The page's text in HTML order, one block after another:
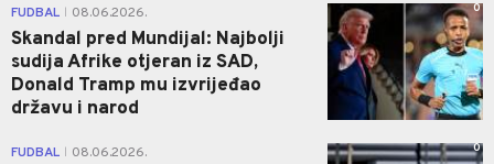
FUDBAL 08.06.2026.
Skandal pred Mundijal: Najbolji
sudija Afrike otjeran iz SAD,
Donald Tramp mu izvrijeđao
državu i narod
0
FUDBAL 08.06.2026. 0